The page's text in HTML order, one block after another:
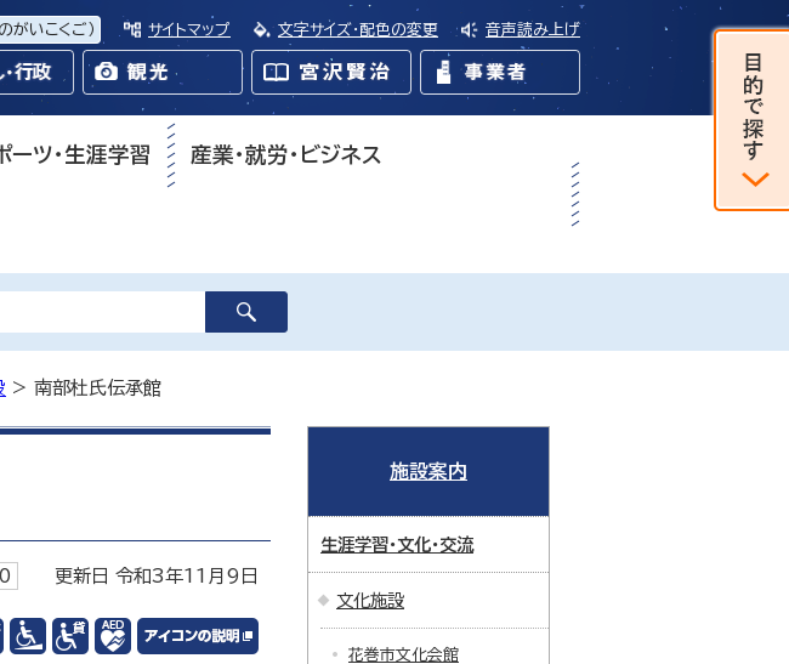
がいこくご） サイトマップ 文字サイズ・配色の変更 音声読み上げ
ーツ・生涯学習 産業・就労・ビジネス
> 南部杜氏伝承館
更新日 令和3年11月9日
施設案内
生涯学習・文化・交流
文化施設
花巻市文化会館